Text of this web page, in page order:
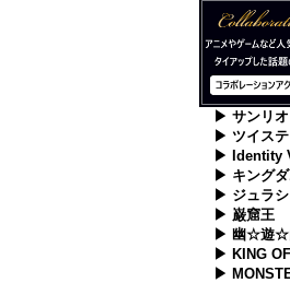
▶ サンリ
▶ ツイス
▶ Identity
▶ キング
▶ ジュラ
▶ 巌窟王
▶ 幽☆遊☆
▶ KING
▶